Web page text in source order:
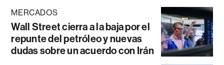
MERCADOS
Wall Street cierra a la baja por el
repunte del petróleo y nuevas
dudas sobre un acuerdo con Irán